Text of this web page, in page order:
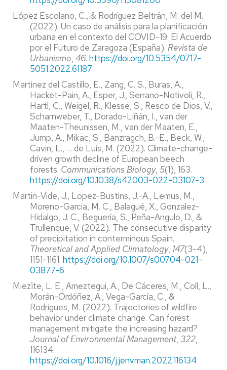
López Escolano, C., & Rodríguez Beltrán, M. del M.
(2022). Un caso de análisis para la planificación
urbana en el contexto del COVID-19: El Acuerdo
por el Futuro de Zaragoza (España). Revista de
Urbanismo, 46. https://doi.org/10.5354/0717-
5051.2022.61187
Martinez del Castillo, E., Zang, C. S., Buras, A.,
Hacket-Pain, A., Esper, J., Serrano-Notivoli, R.,
Hartl, C., Weigel, R., Klesse, S., Resco de Dios, V.,
Scharnweber, T., Dorado-Liñán, I., van der
Maaten-Theunissen, M., van der Maaten, E.,
Jump, A., Mikac, S., Banzragch, B.-E., Beck, W.,
Cavin, L., … de Luis, M. (2022). Climate-change-
driven growth decline of European beech
forests. Communications Biology, 5(1), 163.
https://doi.org/10.1038/s42003-022-03107-3
Martin-Vide, J., Lopez-Bustins, J.-A., Lemus, M.,
Moreno-Garcia, M. C., Balagué, X., Gonzalez-
Hidalgo, J. C., Beguería, S., Peña-Angulo, D., &
Trullenque, V. (2022). The consecutive disparity
of precipitation in conterminous Spain.
Theoretical and Applied Climatology, 147(3-4),
1151-1161. https://doi.org/10.1007/s00704-021-
03877-6
Miezïte, L. E., Ameztegui, A., De Cáceres, M., Coll, L.,
Morán-Ordóñez, A., Vega-García, C., &
Rodrigues, M. (2022). Trajectories of wildfire
behavior under climate change. Can forest
management mitigate the increasing hazard?
Journal of Environmental Management, 322,
116134.
https://doi.org/10.1016/j.jenvman.2022.116134